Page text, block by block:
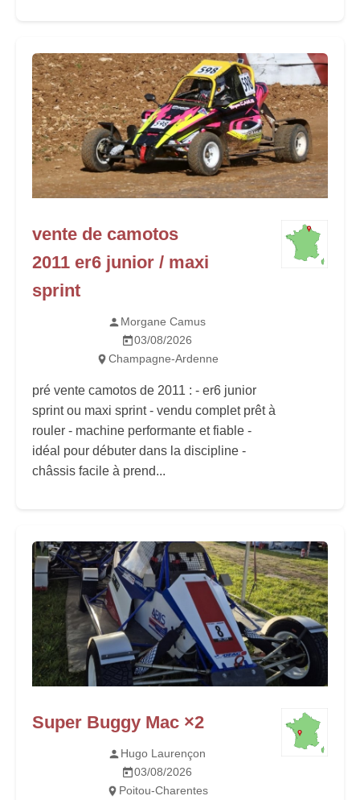
vente de camotos
2011 er6 junior / maxi
sprint
Morgane Camus
03/08/2026
Champagne-Ardenne
pré vente camotos de 2011 : - er6 junior
sprint ou maxi sprint - vendu complet prêt à
rouler - machine performante et fiable -
idéal pour débuter dans la discipline -
châssis facile à prend...
Super Buggy Mac ×2
Hugo Laurençon
03/08/2026
Poitou-Charentes